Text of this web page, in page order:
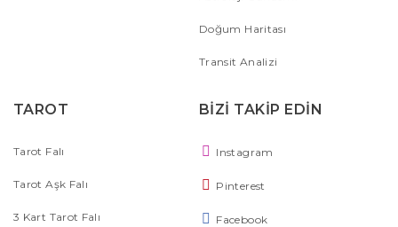
Doğum Haritası
Transit Analizi
TAROT
Tarot Falı
Tarot Aşk Falı
3 Kart Tarot Falı
BİZİ TAKİP EDİN
Instagram
Pinterest
Facebook